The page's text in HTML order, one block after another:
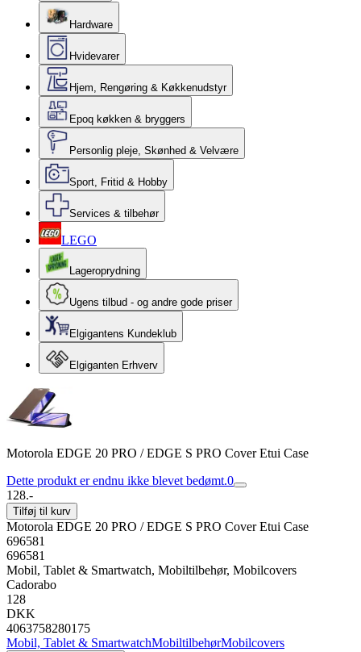
Hardware
Hvidevarer
Hjem, Rengøring & Køkkenudstyr
Epoq køkken & bryggers
Personlig pleje, Skønhed & Velvære
Sport, Fritid & Hobby
Services & tilbehør
LEGO
Lageroprydning
Ugens tilbud - og andre gode priser
Elgigantens Kundeklub
Elgiganten Erhverv
Motorola EDGE 20 PRO / EDGE S PRO Cover Etui Case
Dette produkt er endnu ikke blevet bedømt.0
128.-
Tilføj til kurv
Motorola EDGE 20 PRO / EDGE S PRO Cover Etui Case
696581
696581
Mobil, Tablet & Smartwatch, Mobiltilbehør, Mobilcovers
Cadorabo
128
DKK
4063758280175
Mobil, Tablet & SmartwatchMobiltilbehørMobilcovers